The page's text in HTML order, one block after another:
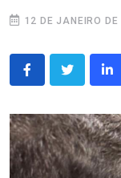
12 DE JANEIRO